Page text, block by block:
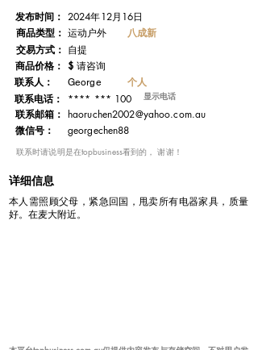
发布时间： 2024年12月16日
​商品类型： 运动户外
八成新
交易方式： 自提
​商品价格： $请咨询
联系人：
George 个人
联系电话： **** *** 100 显示电话
​联系邮箱： haoruchen2002@yahoo.com.au
微信号：
georgechen88
​联系时请说明是在topbusiness看到的， 谢谢！
详细信息
本人需照顾父母，紧急回国，甩卖所有电器家具，质量
好。在麦大附近。